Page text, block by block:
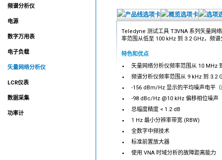
Teledyne 测试工具 T3VNA 系列矢量网
率范围从低至 100 kHz 到 3.2 GHz，频
特色和优点
矢量网络分析仪频率范围从 10 MHz
频谱分析仪频率范围从 9 kHz 到 3.2
-156 dBm/Hz 显示的平均噪声电平（
-98 dBc/Hz @10 kHz 偏移相位噪声
总幅度精度 < 1.2 dB
1 Hz 最小分辨率带宽 (RBW)
全数字中频技术
标准前置放大器
使用 VNA 时域分析的故障距离能力
频谱分析仪
电源
数字万用表
电子负载
矢量网络分析仪
LCR仪表
数据采集
功率计